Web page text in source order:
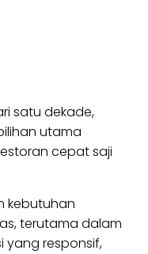
satu dekade,
utama
cepat saji
kebutuhan
terutama dalam
yang responsif,